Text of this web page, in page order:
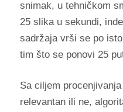
snimak, u tehničkom
25 slika u sekundi,
sadržaja vrši se po
tim što se ponovi 25
Sa ciljem
relevantan ili ne,